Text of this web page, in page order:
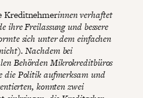
Kreditnehmerinnen verhaftet
ihre Freilassung und bessere
sich unter dem einfachen
Nachdem bei
Behörden Mikrokreditbüros
die Politik aufmerksam und
konnten zwei